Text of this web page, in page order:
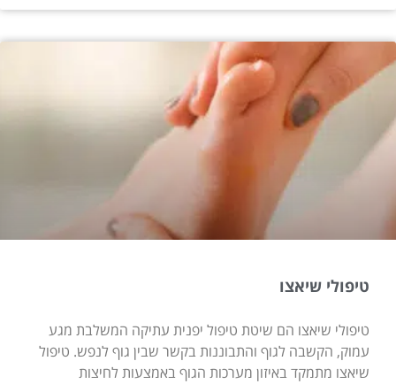
טיפולי שיאצו
טיפולי שיאצו הם שיטת טיפול יפנית עתיקה המשלבת מגע
עמוק, הקשבה לגוף והתבוננות בקשר שבין גוף לנפש. טיפול
שיאצו מתמקד באיזון מערכות הגוף באמצעות לחיצות